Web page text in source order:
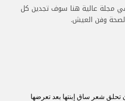
في مجلة عالية هنا سوف تجدين كل
وفن العيش.
تحلق شعر ساق إبنتها بعد تعرضها